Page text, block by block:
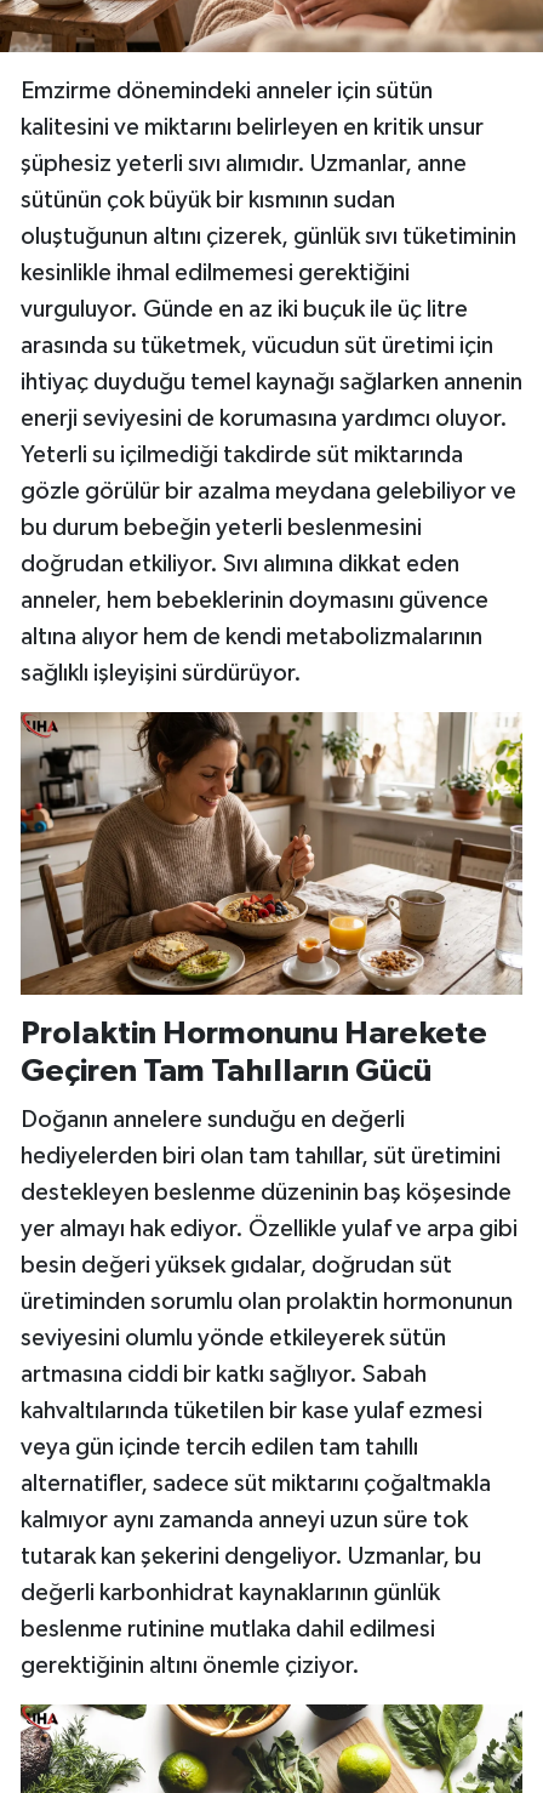
Emzirme dönemindeki anneler için sütün
kalitesini ve miktarını belirleyen en kritik unsur
şüphesiz yeterli sıvı alımıdır. Uzmanlar, anne
sütünün çok büyük bir kısmının sudan
oluştuğunun altını çizerek, günlük sıvı tüketiminin
kesinlikle ihmal edilmemesi gerektiğini
vurguluyor. Günde en az iki buçuk ile üç litre
arasında su tüketmek, vücudun süt üretimi için
ihtiyaç duyduğu temel kaynağı sağlarken annenin
enerji seviyesini de korumasına yardımcı oluyor.
Yeterli su içilmediği takdirde süt miktarında
gözle görülür bir azalma meydana gelebiliyor ve
bu durum bebeğin yeterli beslenmesini
doğrudan etkiliyor. Sıvı alımına dikkat eden
anneler, hem bebeklerinin doymasını güvence
altına alıyor hem de kendi metabolizmalarının
sağlıklı işleyişini sürdürüyor.
Prolaktin Hormonunu Harekete
Geçiren Tam Tahılların Gücü
Doğanın annelere sunduğu en değerli
hediyelerden biri olan tam tahıllar, süt üretimini
destekleyen beslenme düzeninin baş köşesinde
yer almayı hak ediyor. Özellikle yulaf ve arpa gibi
besin değeri yüksek gıdalar, doğrudan süt
üretiminden sorumlu olan prolaktin hormonunun
seviyesini olumlu yönde etkileyerek sütün
artmasına ciddi bir katkı sağlıyor. Sabah
kahvaltılarında tüketilen bir kase yulaf ezmesi
veya gün içinde tercih edilen tam tahıllı
alternatifler, sadece süt miktarını çoğaltmakla
kalmıyor aynı zamanda anneyi uzun süre tok
tutarak kan şekerini dengeliyor. Uzmanlar, bu
değerli karbonhidrat kaynaklarının günlük
beslenme rutinine mutlaka dahil edilmesi
gerektiğinin altını önemle çiziyor.